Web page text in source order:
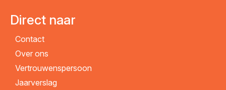
Direct naar
Contact
Over ons
Vertrouwenspersoon
Jaarverslag